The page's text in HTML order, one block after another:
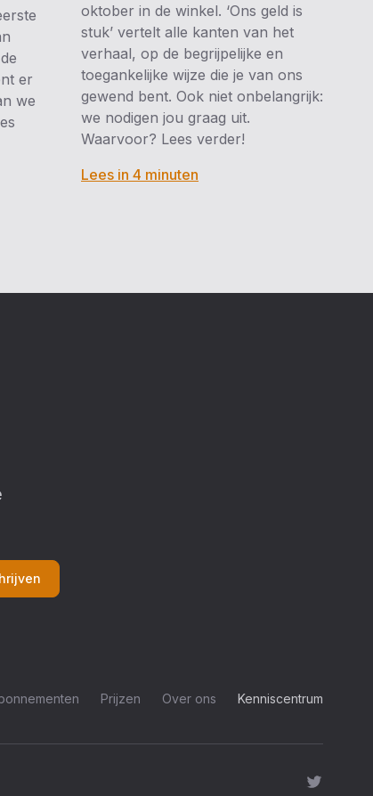
er
we
oktober in de winkel. ‘Ons geld is
stuk’ vertelt alle kanten van het
verhaal, op de begrijpelijke en
toegankelijke wijze die je van ons
gewend bent. Ook niet onbelangrijk:
we nodigen jou graag uit.
Waarvoor? Lees verder!
Lees in 4 minuten
Prijzen Over ons Kenniscentrum